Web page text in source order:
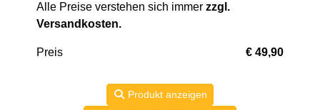
Alle Preise verstehen sich immer zzgl.
Versandkosten.
Preis € 49,90
Produkt anzeigen